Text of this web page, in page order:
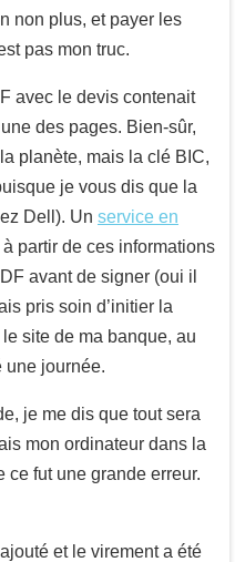
non plus, et payer les
pas mon truc.
avec le devis contenait
des pages. Bien-sûr,
planète, mais la clé BIC,
je vous dis que la
Dell). Un service en
partir de ces informations
avant de signer (oui il
pris soin d’initier la
site de ma banque, au
une journée.
je me dis que tout sera
mon ordinateur dans la
fut une grande erreur.
et le virement a été